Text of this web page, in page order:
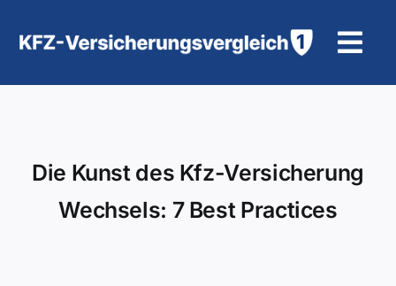
Inhalt
Hilfe und Kontakt
Die Kunst des Kfz-Versicherung
Wechsels: 7 Best Practices